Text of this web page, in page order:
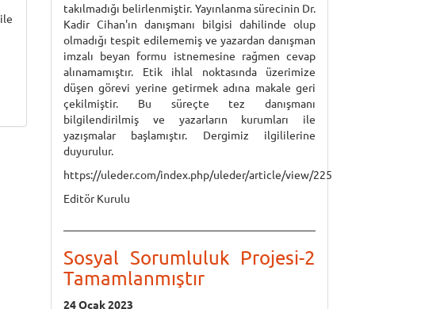
ile
takılmadığı belirlenmiştir. Yayınlanma sürecinin Dr.
Kadir Cihan'ın danışmanı bilgisi dahilinde olup
olmadığı tespit edilememiş ve yazardan danışman
imzalı beyan formu istnemesine rağmen cevap
alınamamıştır. Etik ihlal noktasında üzerimize
düşen görevi yerine getirmek adına makale geri
çekilmiştir. Bu süreçte tez danışmanı
bilgilendirilmiş ve yazarların kurumları ile
yazışmalar başlamıştır. Dergimiz ilgililerine
duyurulur.
https://uleder.com/index.php/uleder/article/view/225
Editör Kurulu
Sosyal Sorumluluk Projesi-2
Tamamlanmıştır
24 Ocak 2023